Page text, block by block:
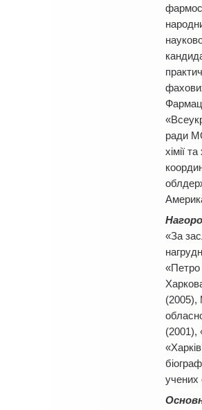
ради
хімії
«За
«Петро
(2005),
(2001),
учених